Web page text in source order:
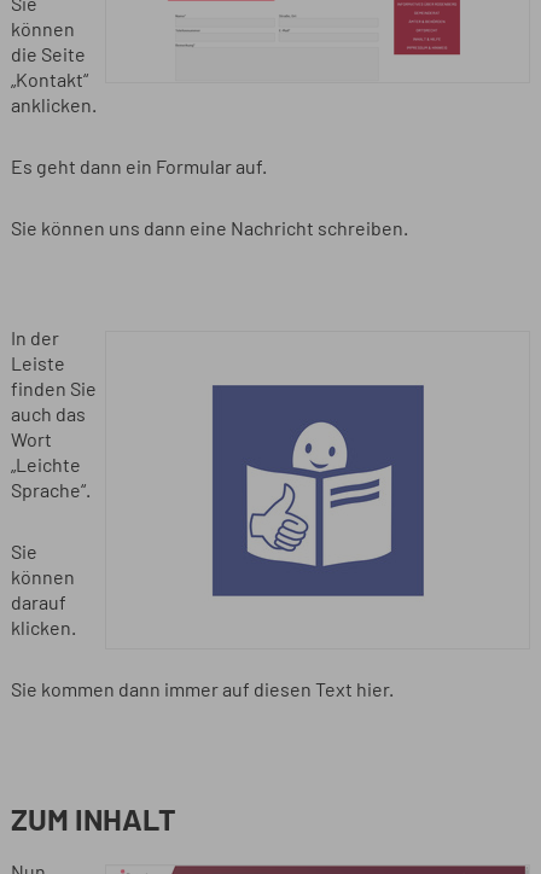
Sie
können
die Seite
„Kontakt“
anklicken.
Es geht dann ein Formular auf.
Sie können uns dann eine Nachricht schreiben.
In der
Leiste
finden Sie
auch das
Wort
„Leichte
Sprache“.
Sie
können
darauf
klicken.
Sie kommen dann immer auf diesen Text hier.
ZUM INHALT